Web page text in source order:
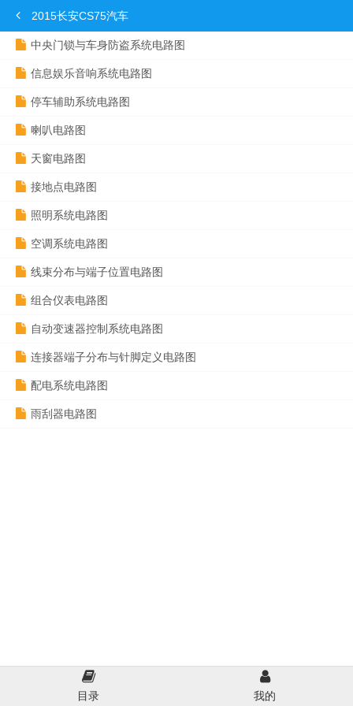
2015长安CS75汽车
中央门锁与车身防盗系统电路图
信息娱乐音响系统电路图
停车辅助系统电路图
喇叭电路图
天窗电路图
接地点电路图
照明系统电路图
空调系统电路图
线束分布与端子位置电路图
组合仪表电路图
自动变速器控制系统电路图
连接器端子分布与针脚定义电路图
配电系统电路图
雨刮器电路图
目录 我的